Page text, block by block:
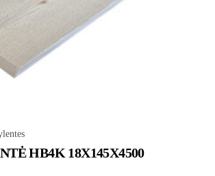
HB4K 18X145X4500